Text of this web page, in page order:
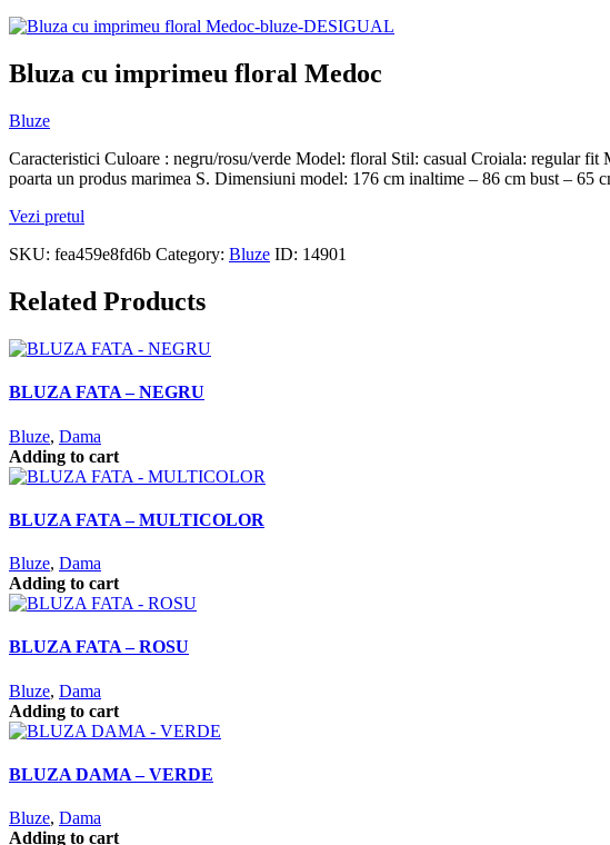
Bluza cu imprimeu floral Medoc
Bluze
Caracteristici Culoare : negru/rosu/verde Model: floral Stil: casual Croiala: regular
poarta un produs marimea S. Dimensiuni model: 176 cm inaltime – 86 cm bust – 65
Vezi pretul
SKU: fea459e8fd6b Category: Bluze ID: 14901
Related Products
BLUZA FATA – NEGRU
Bluze, Dama
Adding to cart
BLUZA FATA – MULTICOLOR
Bluze, Dama
Adding to cart
BLUZA FATA – ROSU
Bluze, Dama
Adding to cart
BLUZA DAMA – VERDE
Bluze, Dama
Adding to cart